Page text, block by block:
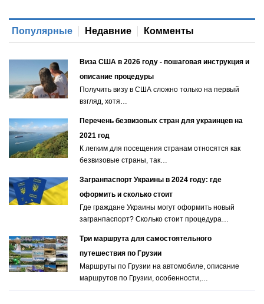
Популярные Недавние Комменты
Виза США в 2026 году - пошаговая инструкция и
описание процедуры
Получить визу в США сложно только на первый
взгляд, хотя…
Перечень безвизовых стран для украинцев на
2021 год
К легким для посещения странам относятся как
безвизовые страны, так…
Загранпаспорт Украины в 2024 году: где
оформить и сколько стоит
Где граждане Украины могут оформить новый
загранпаспорт? Сколько стоит процедура…
Три маршрута для самостоятельного
путешествия по Грузии
Маршруты по Грузии на автомобиле, описание
маршрутов по Грузии, особенности,…